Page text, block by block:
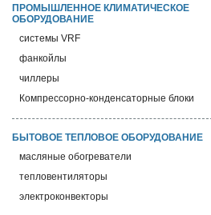
ПРОМЫШЛЕННОЕ КЛИМАТИЧЕСКОЕ
ОБОРУДОВАНИЕ
системы VRF
фанкойлы
чиллеры
Компрессорно-конденсаторные блоки
БЫТОВОЕ ТЕПЛОВОЕ ОБОРУДОВАНИЕ
масляные обогреватели
тепловентиляторы
электроконвекторы